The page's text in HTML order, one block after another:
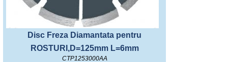
Disc Freza Diamantata pentru
ROSTURI,D=125mm L=6mm
CTP1253000AA